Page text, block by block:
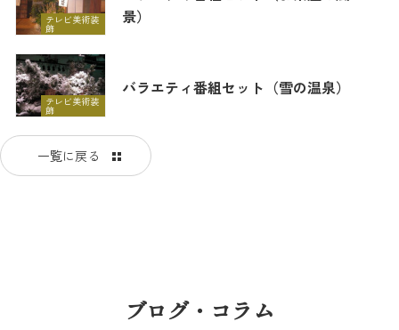
テレビ美術装
飾
景）
テレビ美術装
飾
バラエティ番組セット（雪の温泉）
一覧に戻る
ブログ・コラム